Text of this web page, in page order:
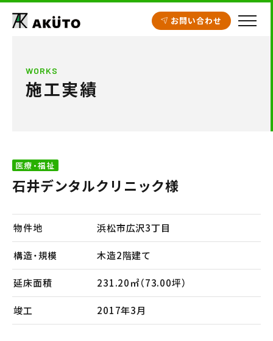
お問い合わせ
アクト建設の設計
クリニック開業支援
賃貸住宅
不動産情報
会社案内
メンテナンス
WORKS
施工実績
医療・福祉
石井デンタルクリニック様
物件地 浜松市広沢3丁目
構造・規模 木造2階建て
延床面積 231.20㎡（73.00坪）
竣工 2017年3月